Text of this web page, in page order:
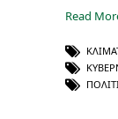
Read